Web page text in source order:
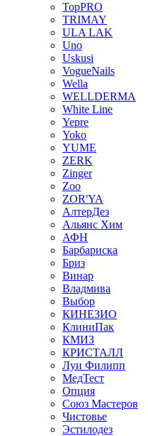
TopPRO
TRIMAY
ULA LAK
Uno
Uskusi
VogueNails
Wella
WELLDERMA
White Line
Yepre
Yoko
YUME
ZERK
Zinger
Zoo
ZOR'YA
АлтерДез
Альянс Хим
АФН
Барбариска
Бриз
Винар
Владмива
Выбор
КИНЕЗИО
КлиниПак
КМИЗ
КРИСТАЛЛ
Луи Филипп
МедТест
Опция
Союз Мастеров
Чистовье
Эстилодез